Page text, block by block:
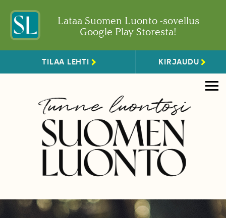
Lataa Suomen Luonto -sovellus
Google Play Storesta!
TILAA LEHTI KIRJAUDU